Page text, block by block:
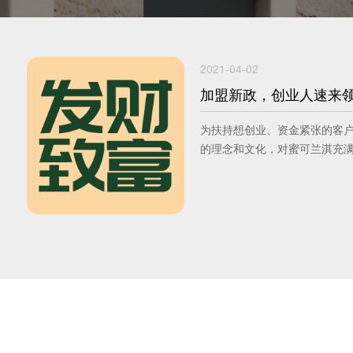
2021-04-02
加盟新政，创业人速来
为扶持想创业、资金紧张的客
的理念和文化，对蜜可兰淇充